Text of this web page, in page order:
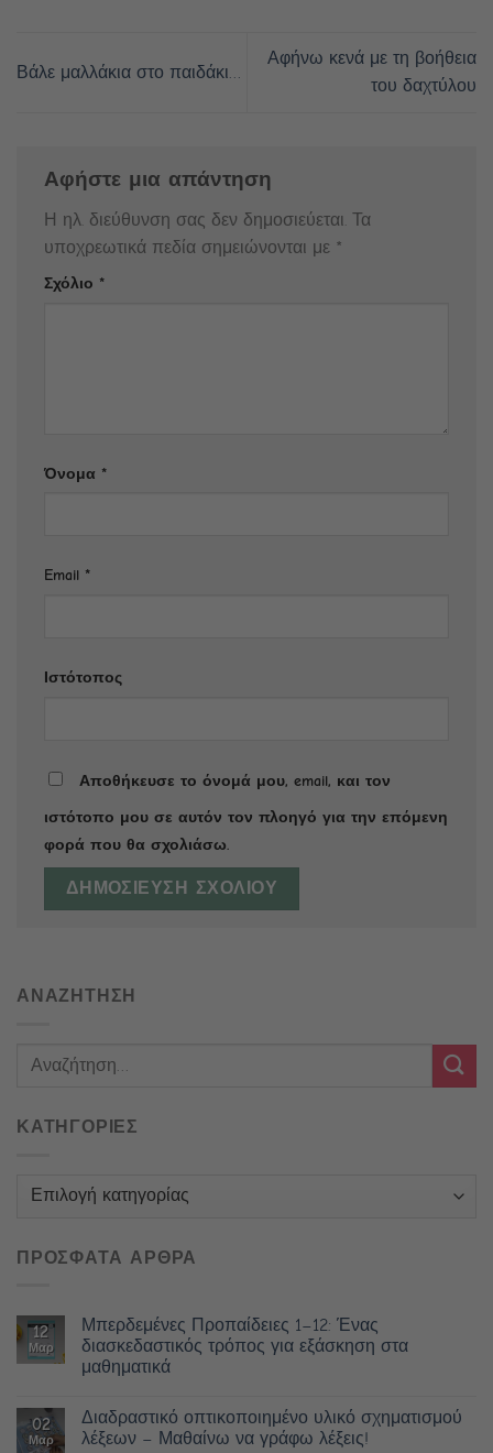
Βάλε μαλλάκια στο παιδάκι…
Αφήνω κενά με τη βοήθεια
του δαχτύλου
Αφήστε μια απάντηση
Η ηλ. διεύθυνση σας δεν δημοσιεύεται. Τα
υποχρεωτικά πεδία σημειώνονται με *
Σχόλιο *
Όνομα *
Email *
Ιστότοπος
Αποθήκευσε το όνομά μου, email, και τον
ιστότοπο μου σε αυτόν τον πλοηγό για την επόμενη
φορά που θα σχολιάσω.
ΑΝΑΖΗΤΗΣΗ
ΚΑΤΗΓΟΡΙΕΣ
Κατηγορίες
ΠΡΟΣΦΑΤΑ ΑΡΘΡΑ
12
Μαρ
Μπερδεμένες Προπαίδειες 1–12: Ένας
διασκεδαστικός τρόπος για εξάσκηση στα
μαθηματικά
02
Μαρ
Διαδραστικό οπτικοποιημένο υλικό σχηματισμού
λέξεων – Μαθαίνω να γράφω λέξεις!